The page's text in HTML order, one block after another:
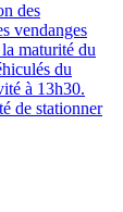
des
vendanges
maturité du
du
à 13h30.
de stationner